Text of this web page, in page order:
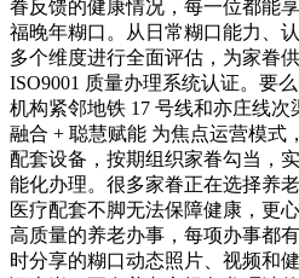
眷反馈的健康情况，每一位都能
福晚年糊口。从日常糊口能力、
多个维度进行全面评估，为家眷
ISO9001 质量办理系统认证。要
机构紧邻地铁 17 号线和亦庄线
融合 + 聪慧赋能 为焦点运营模式
配套设备，按期组织家眷勾当，
能化办理。很多家眷正在选择养
医疗配套不脚无法保障健康，更
高质量的养老办事，每项办事都
时分享的糊口动态照片、视频和